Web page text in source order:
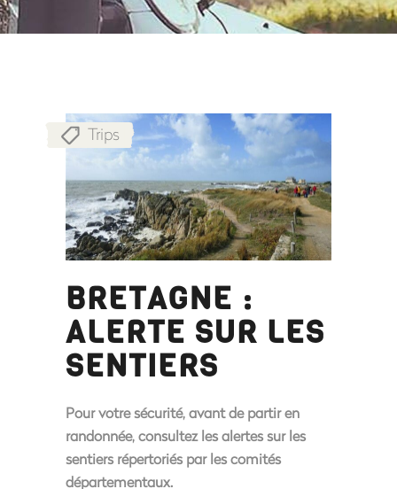
Trips
BRETAGNE :
ALERTE SUR LES
SENTIERS
Pour votre sécurité, avant de partir en
randonnée, consultez les alertes sur les
sentiers répertoriés par les comités
départementaux.